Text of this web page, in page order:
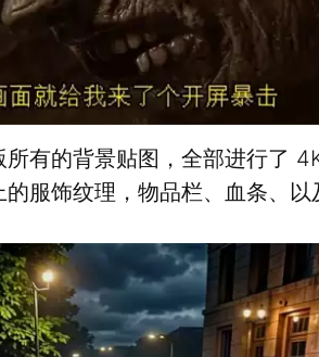
有的背景贴图，全部进行了
服饰纹理，物品栏、血条、